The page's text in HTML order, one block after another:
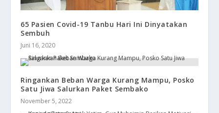
65 Pasien Covid-19 Tanbu Hari Ini Dinyatakan
Sembuh
Juni 16, 2020
Ringankan Beban Warga Kurang Mampu, Posko
Satu Jiwa Salurkan Paket Sembako
November 5, 2022